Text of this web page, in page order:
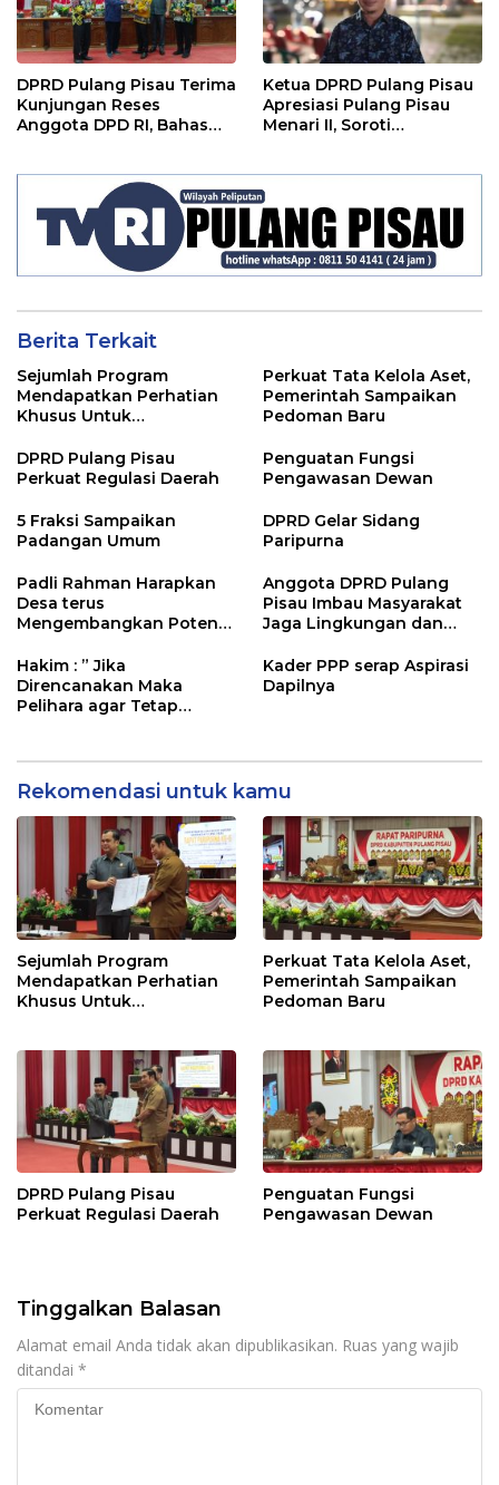
DPRD Pulang Pisau Terima
Kunjungan Reses
Anggota DPD RI, Bahas
Ketua DPRD Pulang Pisau
Apresiasi Pulang Pisau
Menari II, Soroti
Berita Terkait
Sejumlah Program
Mendapatkan Perhatian
Khusus Untuk
Perkuat Tata Kelola Aset,
Pemerintah Sampaikan
Pedoman Baru
DPRD Pulang Pisau
Perkuat Regulasi Daerah
Penguatan Fungsi
Pengawasan Dewan
5 Fraksi Sampaikan
Padangan Umum
DPRD Gelar Sidang
Paripurna
Padli Rahman Harapkan
Desa terus
Mengembangkan Potensi
Anggota DPRD Pulang
Pisau Imbau Masyarakat
Jaga Lingkungan dan
Gozila
Hakim : ” Jika
Direncanakan Maka
Pelihara agar Tetap
Kader PPP serap Aspirasi
Dapilnya
Rekomendasi untuk kamu
Sejumlah Program
Mendapatkan Perhatian
Khusus Untuk
Perkuat Tata Kelola Aset,
Pemerintah Sampaikan
Pedoman Baru
DPRD Pulang Pisau
Perkuat Regulasi Daerah
Penguatan Fungsi
Pengawasan Dewan
Tinggalkan Balasan
Alamat email Anda tidak akan dipublikasikan. Ruas yang wajib
ditandai *